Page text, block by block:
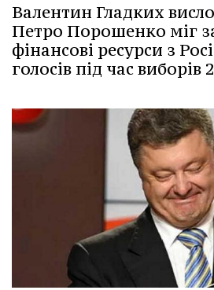
Валентин Гладких
Петро Порошенко міг
фінансові ресурси з
голосів під час виборів